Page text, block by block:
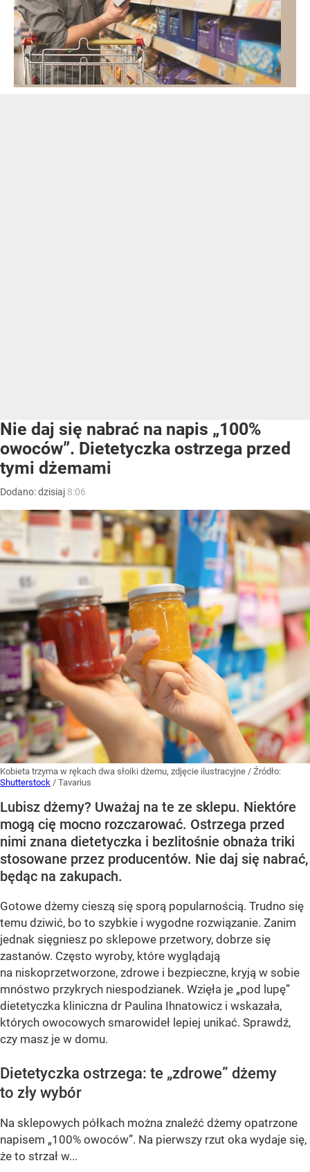
Nie daj się nabrać na napis „100%
owoców”. Dietetyczka ostrzega przed
tymi dżemami
Dodano:dzisiaj 8:06
Kobieta trzyma w rękach dwa słoiki dżemu, zdjęcie ilustracyjne / Źródło:
Shutterstock / Tavarius
Lubisz dżemy? Uważaj na te ze sklepu. Niektóre
mogą cię mocno rozczarować. Ostrzega przed
nimi znana dietetyczka i bezlitośnie obnaża triki
stosowane przez producentów. Nie daj się nabrać,
będąc na zakupach.
Gotowe dżemy cieszą się sporą popularnością. Trudno się
temu dziwić, bo to szybkie i wygodne rozwiązanie. Zanim
jednak sięgniesz po sklepowe przetwory, dobrze się
zastanów. Często wyroby, które wyglądają
na niskoprzetworzone, zdrowe i bezpieczne, kryją w sobie
mnóstwo przykrych niespodzianek. Wzięła je „pod lupę”
dietetyczka kliniczna dr Paulina Ihnatowicz i wskazała,
których owocowych smarowideł lepiej unikać. Sprawdź,
czy masz je w domu.
Dietetyczka ostrzega: te „zdrowe” dżemy
to zły wybór
Na sklepowych półkach można znaleźć dżemy opatrzone
napisem „100% owoców”. Na pierwszy rzut oka wydaje się,
że to strzał w...